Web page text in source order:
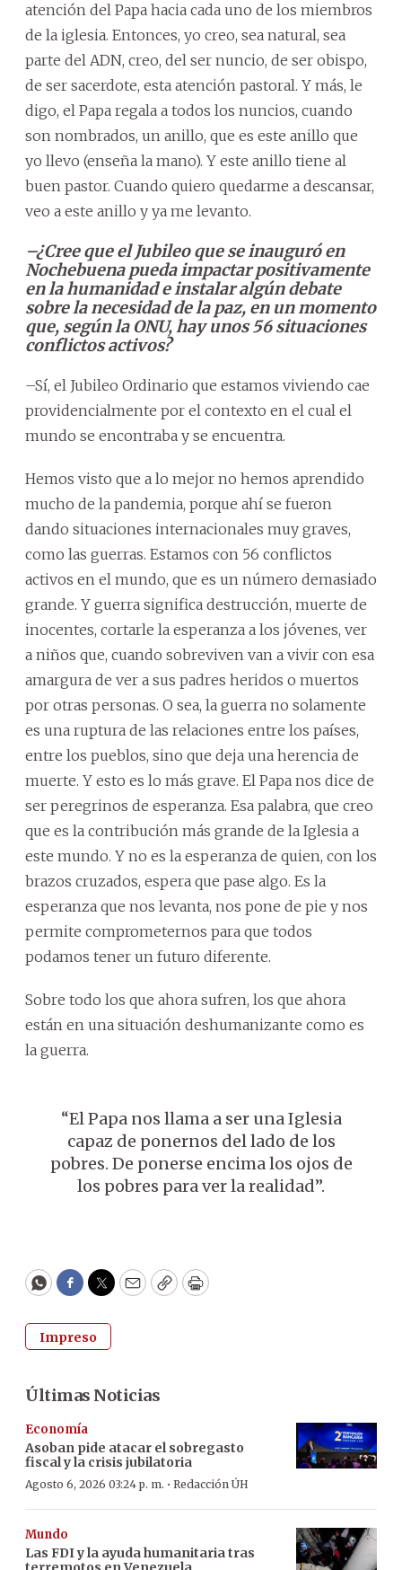
atención del Papa hacia cada uno de los miembros
de la iglesia. Entonces, yo creo, sea natural, sea
parte del ADN, creo, del ser nuncio, de ser obispo,
de ser sacerdote, esta atención pastoral. Y más, le
digo, el Papa regala a todos los nuncios, cuando
son nombrados, un anillo, que es este anillo que
yo llevo (enseña la mano). Y este anillo tiene al
buen pastor. Cuando quiero quedarme a descansar,
veo a este anillo y ya me levanto.
–¿Cree que el Jubileo que se inauguró en
Nochebuena pueda impactar positivamente
en la humanidad e instalar algún debate
sobre la necesidad de la paz, en un momento
que, según la ONU, hay unos 56 situaciones
conflictos activos?
–Sí, el Jubileo Ordinario que estamos viviendo cae
providencialmente por el contexto en el cual el
mundo se encontraba y se encuentra.
Hemos visto que a lo mejor no hemos aprendido
mucho de la pandemia, porque ahí se fueron
dando situaciones internacionales muy graves,
como las guerras. Estamos con 56 conflictos
activos en el mundo, que es un número demasiado
grande. Y guerra significa destrucción, muerte de
inocentes, cortarle la esperanza a los jóvenes, ver
a niños que, cuando sobreviven van a vivir con esa
amargura de ver a sus padres heridos o muertos
por otras personas. O sea, la guerra no solamente
es una ruptura de las relaciones entre los países,
entre los pueblos, sino que deja una herencia de
muerte. Y esto es lo más grave. El Papa nos dice de
ser peregrinos de esperanza. Esa palabra, que creo
que es la contribución más grande de la Iglesia a
este mundo. Y no es la esperanza de quien, con los
brazos cruzados, espera que pase algo. Es la
esperanza que nos levanta, nos pone de pie y nos
permite comprometernos para que todos
podamos tener un futuro diferente.
Sobre todo los que ahora sufren, los que ahora
están en una situación deshumanizante como es
la guerra.
“El Papa nos llama a ser una Iglesia
capaz de ponernos del lado de los
pobres. De ponerse encima los ojos de
los pobres para ver la realidad”.
WhatsApp
Facebook
Twitter
EmailCopyPrint
Impreso
Últimas Noticias
Economía
Asoban pide atacar el sobregasto
fiscal y la crisis jubilatoria
Agosto 6, 2026 03:24 p. m. · Redacción ÚH
Mundo
Las FDI y la ayuda humanitaria tras